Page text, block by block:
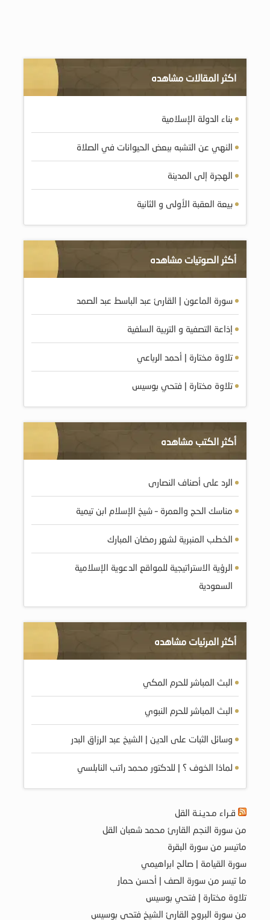
اكثر المقالات مشاهده
بناء الدولة الإسلامية
النهي عن التشبه ببعض الحيوانات في الصلاة
الهجرة إلى المدينة
بيعة العقبة الأولى و الثانية
أكثر الصوتيات مشاهده
سورة الماعون | القارئ عبد الباسط عبد الصمد
إذاعة التصفية و التربية السلفية
تلاوة مختارة | أحمد الرباعي
تلاوة مختارة | فتحي بوسيس
أكثر الكتب مشاهده
الرد على أصناف النصارى
مناسك الحج والعمرة – شيخ الإسلام ابن تيمية
الخطب المنبرية لشهر رمضان المبارك
الرؤية الاستراتيجية للمواقع الدعوية الإسلامية
السعودية
أكثر المرئيات مشاهده
البث المباشر للحرم المكي
البث المباشر للحرم النبوي
وسائل الثبات على الدين | الشيخ عبد الرزاق البدر
لماذا الخوف ؟ | للدكتور محمد راتب النابلسي
قـراء مـديـنـة القل
من سورة النجم القارئ محمد شعبان القل
ماتيسر من سورة البقرة
سورة القيامة | صالح ابراهيمي
ما تيسر من سورة الصف | أحسن حمار
تلاوة مختارة | فتحي بوسيس
من سورة البروج القارئ الشيخ فتحي بوسيس